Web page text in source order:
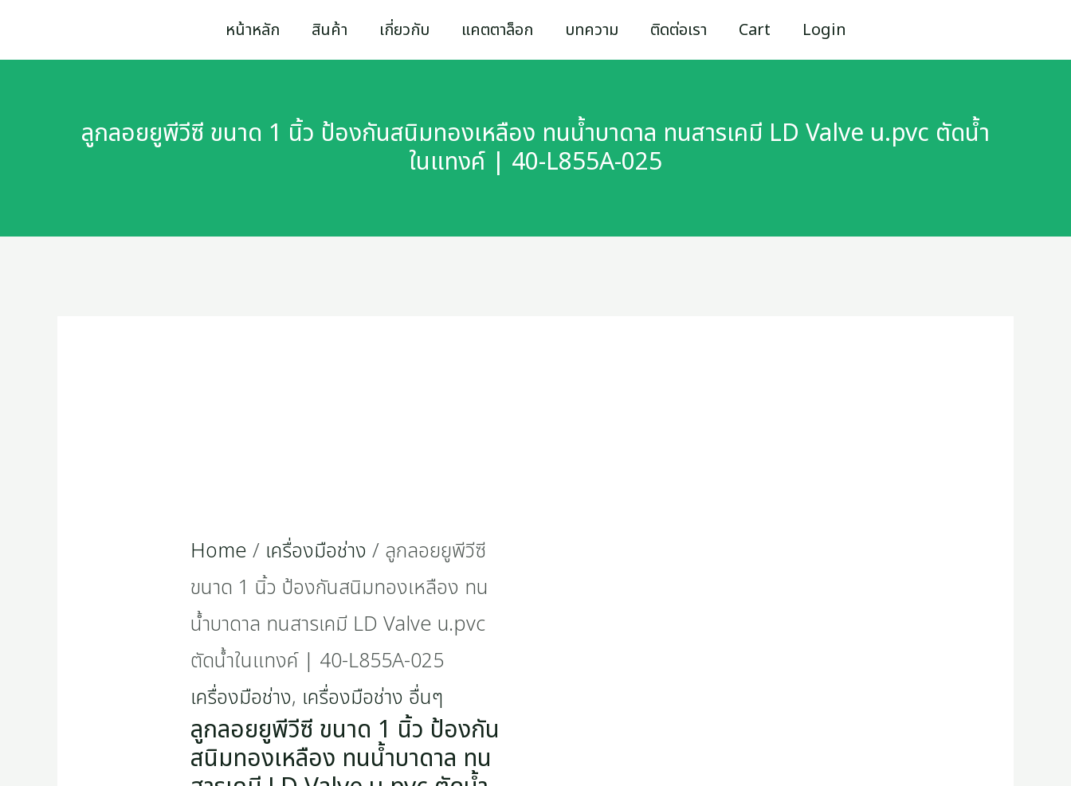
to
หน้าหลัก สินค้า เกี่ยวกับ แคตตาล็อก บทความ ติดต่อเรา Cart Login
ลูกลอยยูพีวีซี ขนาด 1 นิ้ว ป้องกันสนิมทองเหลือง ทนน้ำบาดาล ทนสารเคมี LD Valve u.pvc ตัดน้ำ
ในแทงค์ | 40-L855A-025
Home / เครื่องมือช่าง / ลูกลอยยูพีวีซี
ขนาด 1 นิ้ว ป้องกันสนิมทองเหลือง ทน
น้ำบาดาล ทนสารเคมี LD Valve u.pvc
ตัดน้ำในแทงค์ | 40-L855A-025
เครื่องมือช่าง, เครื่องมือช่าง อื่นๆ
ลูกลอยยูพีวีซี ขนาด 1 นิ้ว ป้องกัน
สนิมทองเหลือง ทนน้ำบาดาล ทน
ลูกลอย
ยู
วีซี
นิ้ว
สาร
เคมี
LD
Valve
u.pvc
ตัด